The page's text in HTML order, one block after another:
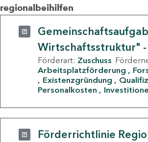
regionalbeihilfen
Wirtschaftsstruktur" -
Förderart: Zuschuss
Arbeitsplatzförderung
Existenzgründung
Personalkosten
Förderrichtlinie